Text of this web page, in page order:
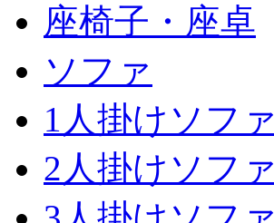
座椅子・座卓
ソファ
1人掛けソファ
2人掛けソファ